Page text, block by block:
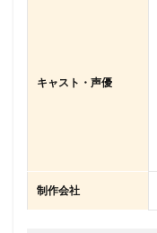
キャスト・声優
制作会社